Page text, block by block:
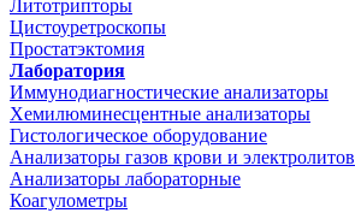
Литотрипторы
Цистоуретроскопы
Простатэктомия
Лаборатория
Иммунодиагностические анализаторы
Хемилюминесцентные анализаторы
Гистологическое оборудование
Анализаторы газов крови и электролитов
Анализаторы лабораторные
Коагулометры